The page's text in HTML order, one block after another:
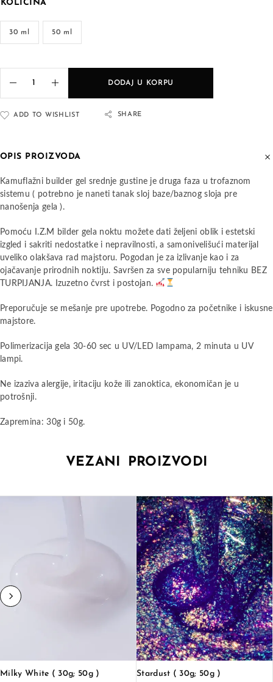
KOLIČINA
30 ml 50 ml
DODAJ U KORPU
ADD TO WISHLIST SHARE
OPIS PROIZVODA
Kamuflažni builder gel srednje gustine je druga faza u trofaznom
sistemu ( potrebno je naneti tanak sloj baze/baznog sloja pre
nanošenja gela ).
Pomoću I.Z.M bilder gela noktu možete dati željeni oblik i estetski
izgled i sakriti nedostatke i nepravilnosti, a samonivelišući materijal
uveliko olakšava rad majstoru. Pogodan je za izlivanje kao i za
ojačavanje prirodnih noktiju. Savršen za sve popularniju tehniku BEZ
TURPIJANJA. Izuzetno čvrst i postojan.
Preporučuje se mešanje pre upotrebe. Pogodno za početnike i iskusne
majstore.
Polimerizacija gela 30-60 sec u UV/LED lampama, 2 minuta u UV
lampi.
Ne izaziva alergije, iritaciju kože ili zanoktica, ekonomičan je u
potrošnji.
Zapremina: 30g i 50g.
VEZANI PROIZVODI
Milky White ( 30g; 50g ) Stardust ( 30g; 50g )